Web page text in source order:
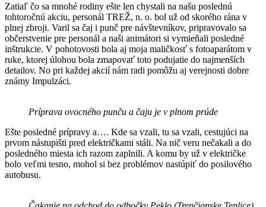
Zatiaľ čo sa mnohé rodiny ešte len chystali na našu poslednú
tohtoročnú akciu, personál TREŽ, n. o. bol už od skorého rána v
plnej zbroji. Varil sa čaj i punč pre návštevníkov, pripravovalo sa
občerstvenie pre personál a naši animátori si vymieňali posledné
inštrukcie. V pohotovosti bola aj moja maličkosť s fotoaparátom v
ruke, ktorej úlohou bola zmapovať toto podujatie do najmenších
detailov. No pri každej akcií nám radi pomôžu aj verejnosti dobre
známy Impulzáci.
Príprava ovocného punču a čaju je v plnom prúde
Ešte posledné prípravy a…. Kde sa vzali, tu sa vzali, cestujúci na
prvom nástupišti pred električkami stáli. Na nič veru nečakali a do
posledného miesta ich razom zaplnili. A komu by už v električke
bolo veľmi tesno, mohol si bez problémov nastúpiť do posilového
autobusu.